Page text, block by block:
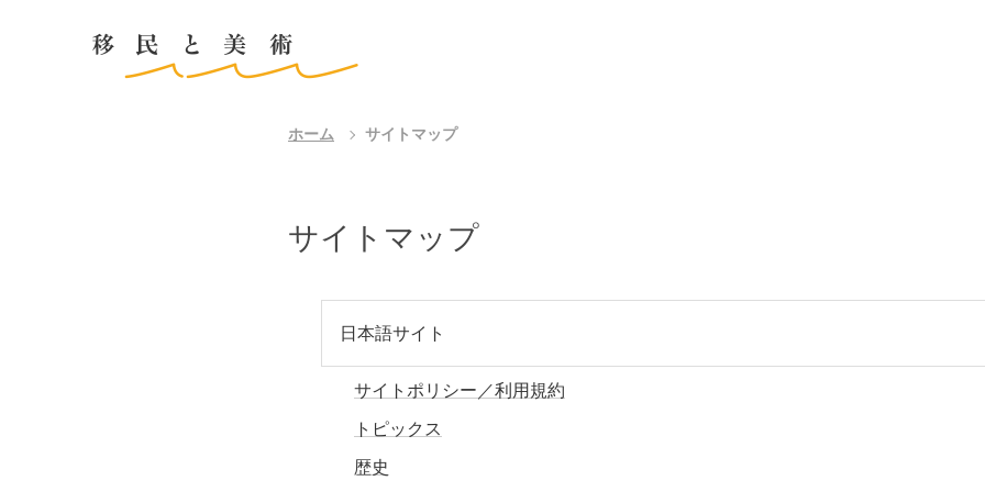
ホーム サイトマップ
サイトマップ
日本語サイト
サイトポリシー／利用規約
トピックス
歴史